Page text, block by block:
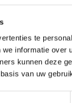
te
informatie
kunnen deze
van uw